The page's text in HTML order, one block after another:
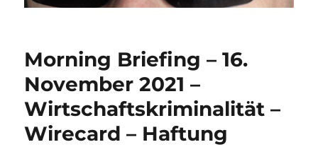
Morning Briefing – 16.
November 2021 –
Wirtschaftskriminalität –
Wirecard – Haftung